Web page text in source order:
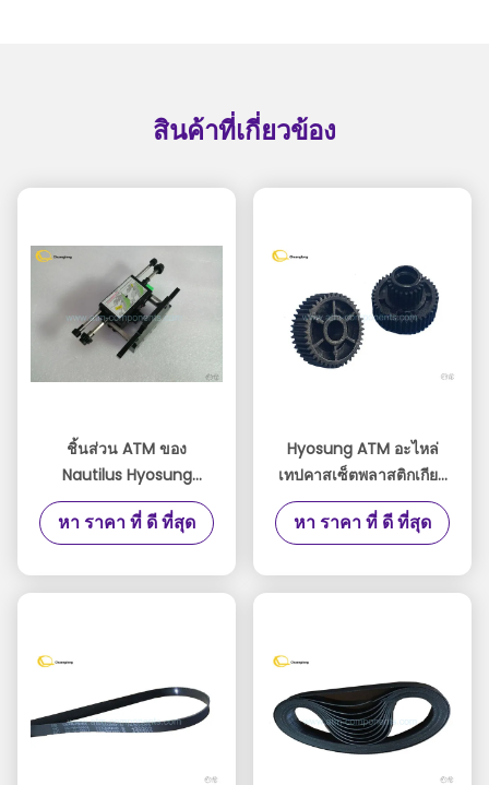
สินค้าที่เกี่ยวข้อง
ชิ้นส่วน ATM ของ
Nautilus Hyosung
5600T Cassette Push
Plate Carriage
หา ราคา ที่ ดี ที่สุด
Hyosung ATM อะไหล่
เทปคาสเซ็ตพลาสติกเกียร์
คู่ 21T 42G สีดำ
หา ราคา ที่ ดี ที่สุด